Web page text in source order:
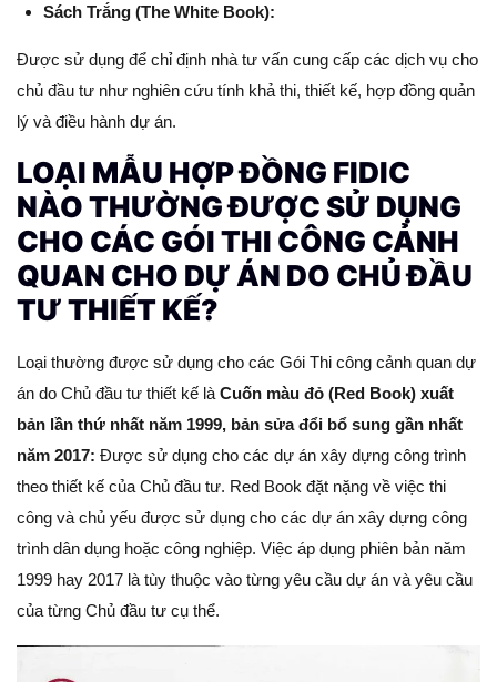
Sách Trắng (The White Book):
Được sử dụng để chỉ định nhà tư vấn cung cấp các dịch vụ cho
chủ đầu tư như nghiên cứu tính khả thi, thiết kế, hợp đồng quản
lý và điều hành dự án.
LOẠI MẪU HỢP ĐỒNG FIDIC
NÀO THƯỜNG ĐƯỢC SỬ DỤNG
CHO CÁC GÓI THI CÔNG CẢNH
QUAN CHO DỰ ÁN DO CHỦ ĐẦU
TƯ THIẾT KẾ?
Loại thường được sử dụng cho các Gói Thi công cảnh quan dự
án do Chủ đầu tư thiết kế là Cuốn màu đỏ (Red Book) xuất
bản lần thứ nhất năm 1999, bản sửa đổi bổ sung gần nhất
năm 2017: Được sử dụng cho các dự án xây dựng công trình
theo thiết kế của Chủ đầu tư. Red Book đặt nặng về việc thi
công và chủ yếu được sử dụng cho các dự án xây dựng công
trình dân dụng hoặc công nghiệp. Việc áp dụng phiên bản năm
1999 hay 2017 là tùy thuộc vào từng yêu cầu dự án và yêu cầu
của từng Chủ đầu tư cụ thể.